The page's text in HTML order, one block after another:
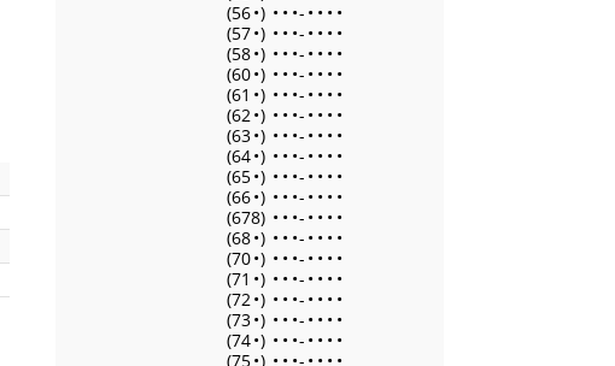
(56•) • • •- • • • •
(57•) • • •- • • • •
(58•) • • •- • • • •
(60•) • • •- • • • •
(61 •) • • •- • • • •
(62•) • • •- • • • •
(63•) • • •- • • • •
(64•) • • •- • • • •
(65•) • • •- • • • •
(66•) • • •- • • • •
(678) • • •- • • • •
(68•) • • •- • • • •
(70•) • • •- • • • •
(71 •) • • •- • • • •
(72•) • • •- • • • •
(73•) • • •- • • • •
(74•) • • •- • • • •
(75•) • • •- • • • •